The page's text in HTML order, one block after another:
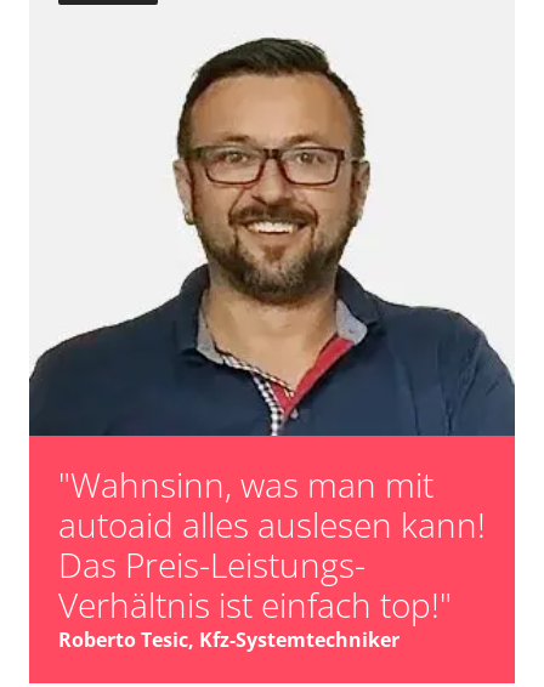
Zurücksetzen der AGR Adaptionswerte
Verfügbarkeit abhängig von Modell, Motorisierung, Ausstattung
"Wahnsinn, was man mit
autoaid alles auslesen kann!
Das Preis-Leistungs-
Verhältnis ist einfach top!"
Roberto Tesic, Kfz-Systemtechniker